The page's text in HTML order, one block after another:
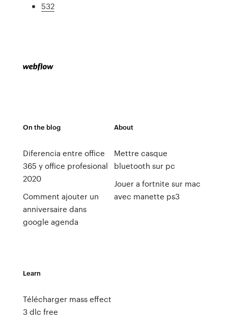
532
On the blog
Diferencia entre office
365 y office profesional
2020
Comment ajouter un
anniversaire dans
google agenda
About
Mettre casque
bluetooth sur pc
Jouer a fortnite sur mac
avec manette ps3
Learn
Télécharger mass effect
3 dlc free